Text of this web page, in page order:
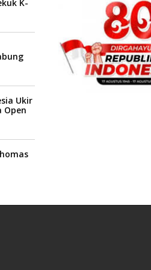
K-
Ukir
Open